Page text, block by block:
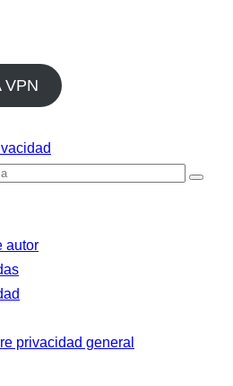
VPN
autor
privacidad general